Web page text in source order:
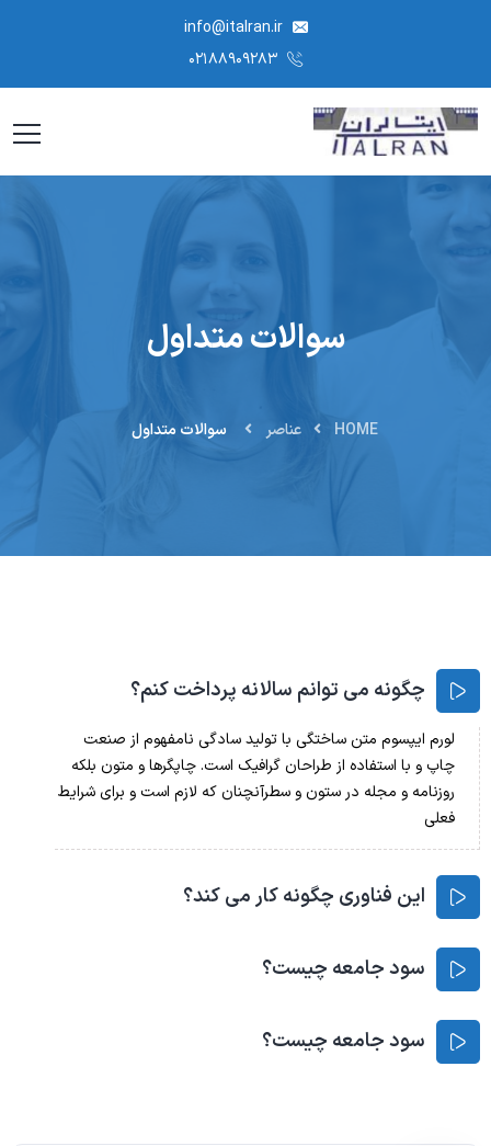
info@italran.ir
سوالات متداول
HOME عناصر سوالات متداول
چگونه می توانم سالانه پرداخت کنم؟
لورم ایپسوم متن ساختگی با تولید سادگی نامفهوم از صنعت
چاپ و با استفاده از طراحان گرافیک است. چاپگرها و متون بلکه
روزنامه و مجله در ستون و سطرآنچنان که لازم است و برای شرایط
فعلی
این فناوری چگونه کار می کند؟
سود جامعه چیست؟
سود جامعه چیست؟